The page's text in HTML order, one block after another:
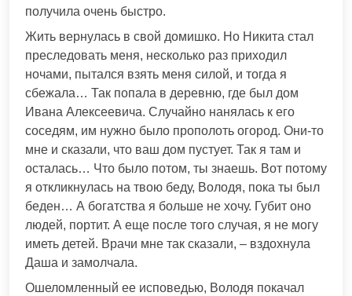
получила очень быстро.
Жить вернулась в свой домишко. Но Никита стал
преследовать меня, несколько раз приходил
ночами, пытался взять меня силой, и тогда я
сбежала… Так попала в деревню, где был дом
Ивана Алексеевича. Случайно нанялась к его
соседям, им нужно было прополоть огород. Они-то
мне и сказали, что ваш дом пустует. Так я там и
осталась… Что было потом, ты знаешь. Вот потому
я откликнулась на твою беду, Володя, пока ты был
беден… А богатства я больше не хочу. Губит оно
людей, портит. А еще после того случая, я не могу
иметь детей. Врачи мне так сказали, – вздохнула
Даша и замолчала.
Ошеломленный ее исповедью, Володя покачал